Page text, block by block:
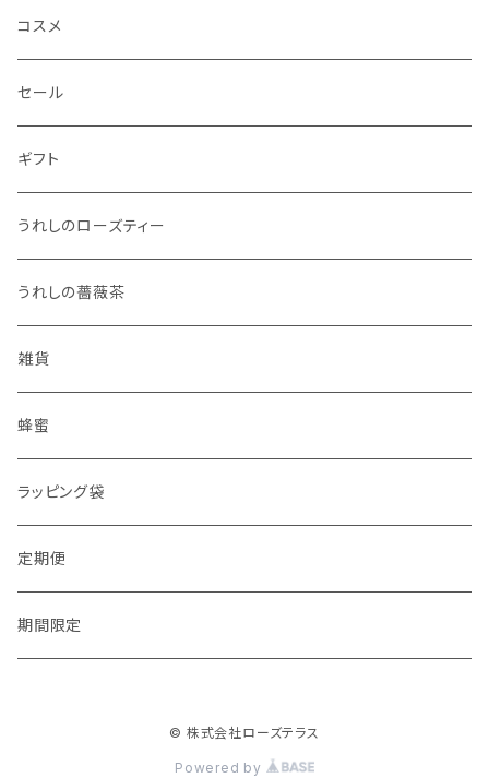
コスメ
セール
ギフト
うれしのローズティー
うれしの薔薇茶
雑貨
蜂蜜
ラッピング袋
定期便
期間限定
© 株式会社ローズテラス
Powered by